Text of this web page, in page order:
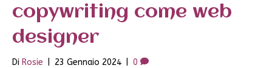
copywriting come web
designer
Di Rosie 23 Gennaio 2024 0